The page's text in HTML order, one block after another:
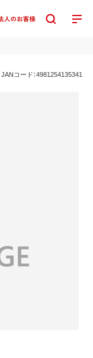
JANコード：4981254135341